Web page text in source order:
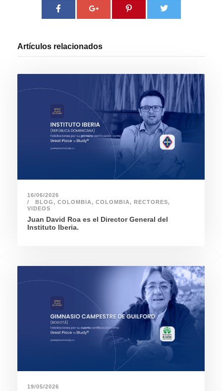
Artículos relacionados
16/06/2026
BLOG, COLOMBIA, COLOMBIA, RECTORES,
VIDEOS
Juan David Roa es el Director General del
Instituto Iberia.
19/05/2026